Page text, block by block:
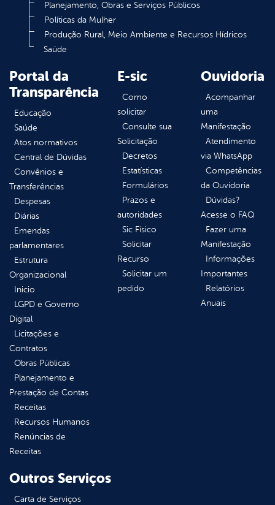
Planejamento, Obras e Serviços Públicos
Políticas da Mulher
Produção Rural, Meio Ambiente e Recursos Hídricos
Saúde
Portal da
Transparência
Educação
Saúde
Atos normativos
Central de Dúvidas
Convênios e
Transferências
Despesas
Diárias
Emendas
parlamentares
Estrutura
Organizacional
Inicio
LGPD e Governo
Digital
Licitações e
Contratos
Obras Públicas
Planejamento e
Prestação de Contas
Receitas
Recursos Humanos
Renúncias de
Receitas
E-sic
Como
solicitar
Consulte sua
Solicitação
Decretos
Estatísticas
Formulários
Prazos e
autoridades
Sic Físico
Solicitar
Recurso
Solicitar um
pedido
Ouvidoria
Acompanhar
uma
Manifestação
Atendimento
via WhatsApp
Competências
da Ouvidoria
Dúvidas?
Acesse o FAQ
Fazer uma
Manifestação
Informações
Importantes
Relatórios
Anuais
Outros Serviços
Carta de Serviços